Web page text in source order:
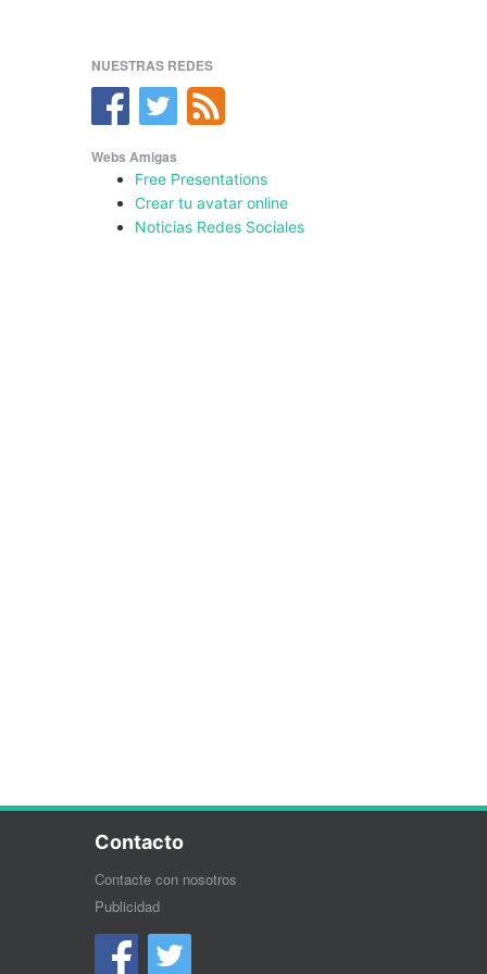
NUESTRAS REDES
Webs Amigas
Free Presentations
Crear tu avatar online
Noticias Redes Sociales
Contacto
Contacte con nosotros
Publicidad